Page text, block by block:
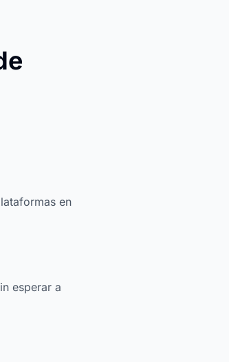
en
esperar a